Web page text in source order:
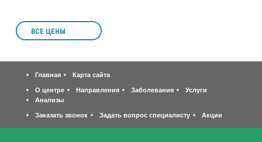
ВСЕ ЦЕНЫ
Главная
Карта сайта
О центре
Направления Заболевания
Услуги
Анализы
Заказать звонок
Задать вопрос специалисту Акции